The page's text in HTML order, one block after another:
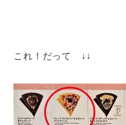
これ！だって ↓↓